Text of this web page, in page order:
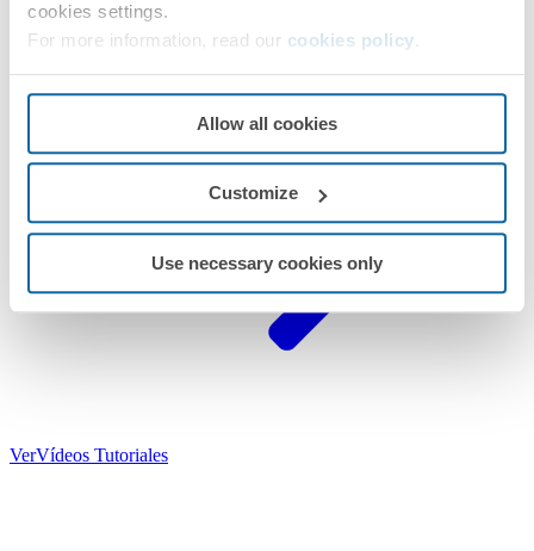
cookies settings.
For more information, read our cookies policy
Allow all cookies
Customize
Use necessary cookies only
VerVídeos Tutoriales